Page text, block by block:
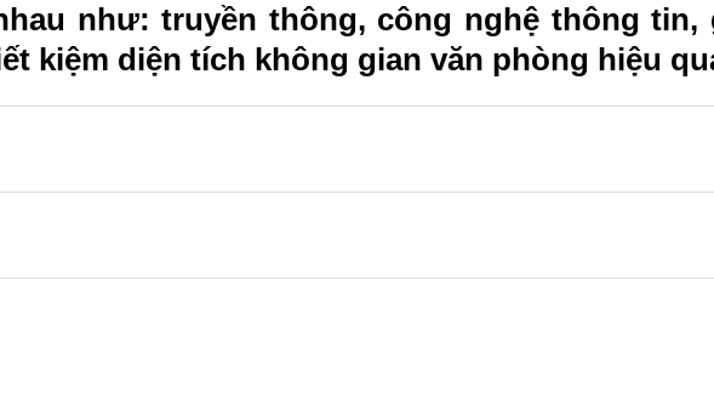
như: truyền thông, công nghệ thông
kiệm diện tích không gian văn phòng hiệu